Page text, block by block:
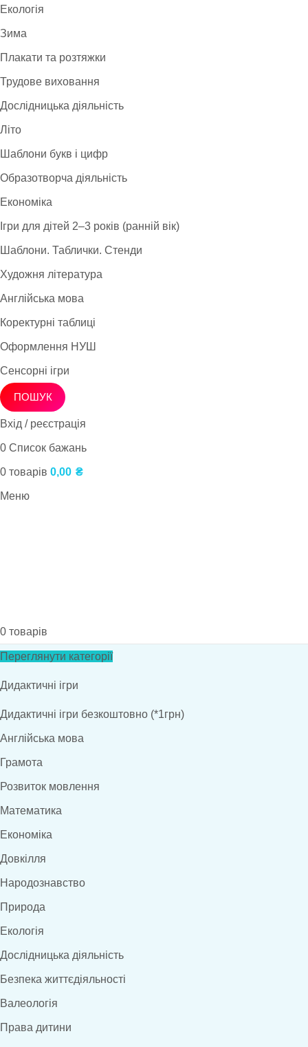
Екологія
Зима
Плакати та розтяжки
Трудове виховання
Дослідницька діяльність
Літо
Шаблони букв і цифр
Образотворча діяльність
Економіка
Ігри для дітей 2–3 років (ранній вік)
Шаблони. Таблички. Стенди
Художня література
Англійська мова
Коректурні таблиці
Оформлення НУШ
Сенсорні ігри
ПОШУК
Вхід / реєстрація
0 Список бажань
0 товарів 0,00 ₴
Меню
0 товарів
Переглянути категорії
Дидактичні ігри
Дидактичні ігри безкоштовно (*1грн)
Англійська мова
Грамота
Розвиток мовлення
Математика
Економіка
Довкілля
Народознавство
Природа
Екологія
Дослідницька діяльність
Безпека життєдіяльності
Валеологія
Права дитини